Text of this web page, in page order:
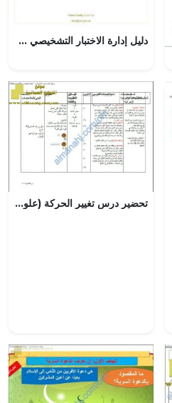
دليل إدارة الاختبار التشخيصي – خاص بالمعلم, (لغة عربية) الثالث
تحضير درس تغيير الحركة (علوم) الرابع